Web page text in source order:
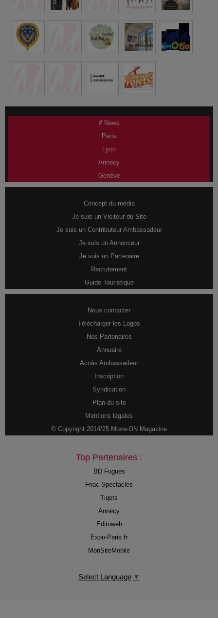
# News
Paris
Lyon
Annecy
Genève
Concept du média
Je suis un Visiteur du Site
Je suis un Contributeur Ambassadeur
Je suis un Annonceur
Je suis un Partenaire
Recrutement
Guide Touristique
Nous contacter
Télécharger les Logos
Nos Partenaires
Annuaire
Accès Ambassadeur
Inscription
Syndication
Plan du site
Mentions légales
© Copyright 2014/25 Move-ON Magazine
Top Partenaires :
BD Fugues
Fnac Spectacles
Tiqets
Annecy
Editoweb
Expo-Paris.fr
MonSiteMobile
Select Language ▼